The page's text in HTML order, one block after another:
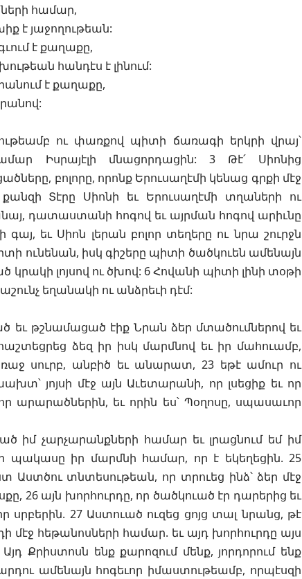
համար,
է յաջողութեան:
է քաղաքը,
հանդէս է լինում:
է քաղաքը,
ու փառքով պիտի ճառագի երկրի վրայ՝
Իսրայէլի մնացորդացին: 3 Թէ՛ Սիոնից
բոլորը, որոնք Երուսաղէմի կենաց գրքի մէջ
Տէրը Սիոնի եւ Երուսաղէմի տղաների ու
դատաստանի հոգով եւ այրման հոգով արիւնը
եւ Սիոն լերան բոլոր տեղերը ու նրա շուրջն
ունենան, իսկ գիշերը պիտի ծածկուեն ամենայն
լոյսով ու ծխով: 6 Հովանի պիտի լինի տօթի
եղանակի ու անձրեւի դէմ:
թշնամացած էիք Նրան ձեր մտածումներով եւ
ձեզ իր իսկ մարմնով եւ իր մահուամբ,
սուրբ, անբիծ եւ անարատ, 23 եթէ ամուր ու
յոյսի մէջ այն Աւետարանի, որ լսեցիք եւ որ
արարածներին, եւ որին ես՝ Պօղոսը, սպասաւոր
իմ չարչարանքների համար եւ լրացնում եմ իմ
պակասը իր մարմնի համար, որ է եկեղեցին. 25
Աստծու տնտեսութեան, որ տրուեց ինձ՝ ձեր մէջ
26 այն խորհուրդը, որ ծածկուած էր դարերից եւ
սրբերին. 27 Աստուած ուզեց ցոյց տալ նրանց, թէ
մէջ հեթանոսների համար. եւ այդ խորհուրդը այս
Քրիստոսն ենք քարոզում մենք, յորդորում ենք
ամենայն հոգեւոր իմաստութեամբ, որպէսզի